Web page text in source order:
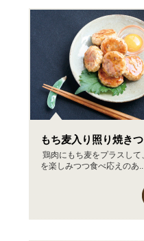
もち麦入り照り焼き
鶏肉にもち麦をプラスして
を楽しみつつ食べ応えのあ